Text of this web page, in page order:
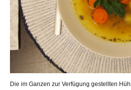
Die im Ganzen zur Verfügung gestellten